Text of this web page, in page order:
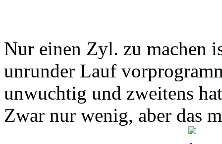
Nur einen Zyl. zu machen
unrunder Lauf
unwuchtig und zweitens
Zwar nur wenig, aber das